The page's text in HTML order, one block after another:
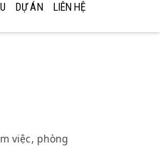
DỰ ÁN LIÊN HỆ
việc, phòng